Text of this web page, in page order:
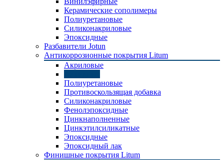
Керамические сополимеры
Полиуретановые
Силиконакриловые
Эпоксидные
Разбавители Jotun
Антикоррозионные покрытия Litum
Акриловые
Полиуретановые
Противоскользящая добавка
Силиконакриловые
Фенолэпоксидные
Цинкнаполненные
Цинкэтилсиликатные
Эпоксидные
Эпоксидный лак
Финишные покрытия Litum